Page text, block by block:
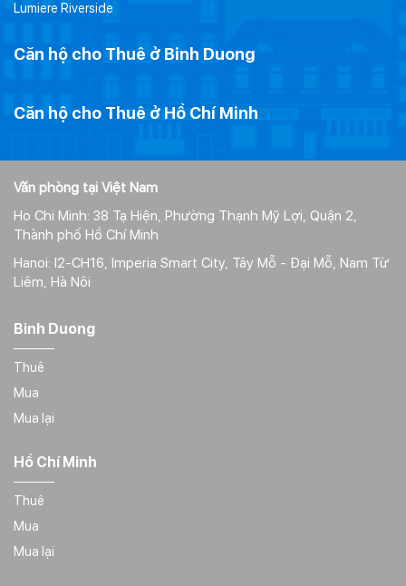
Lumiere Riverside
Căn hộ cho Thuê ở Binh Duong
Căn hộ cho Thuê ở Hồ Chí Minh
Văn phòng tại Việt Nam
Ho Chi Minh: 38 Tạ Hiện, Phường Thạnh Mỹ Lợi, Quận 2,
Thành phố Hồ Chí Minh
Hanoi: I2-CH16, Imperia Smart City, Tây Mỗ - Đại Mỗ, Nam Từ
Liêm, Hà Nôi
Binh Duong
Thuê
Mua
Mua lại
Hồ Chí Minh
Thuê
Mua
Mua lại